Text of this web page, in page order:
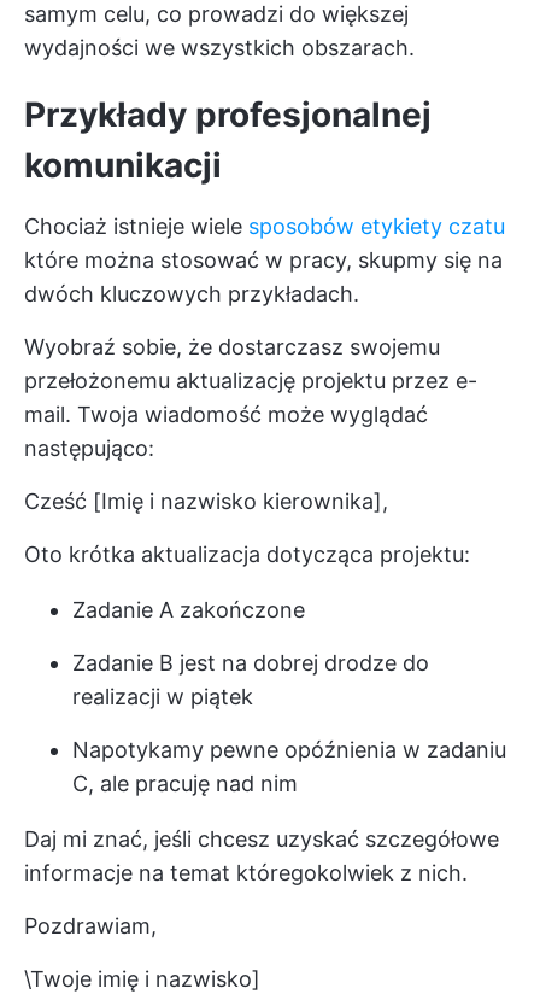
samym celu, co prowadzi do większej
wydajności we wszystkich obszarach.
Przykłady profesjonalnej
komunikacji
Chociaż istnieje wiele sposobów etykiety czatu
które można stosować w pracy, skupmy się na
dwóch kluczowych przykładach.
Wyobraź sobie, że dostarczasz swojemu
przełożonemu aktualizację projektu przez e-
mail. Twoja wiadomość może wyglądać
następująco:
Cześć [Imię i nazwisko kierownika],
Oto krótka aktualizacja dotycząca projektu:
Zadanie A zakończone
Zadanie B jest na dobrej drodze do
realizacji w piątek
Napotykamy pewne opóźnienia w zadaniu
C, ale pracuję nad nim
Daj mi znać, jeśli chcesz uzyskać szczegółowe
informacje na temat któregokolwiek z nich.
Pozdrawiam,
\Twoje imię i nazwisko]